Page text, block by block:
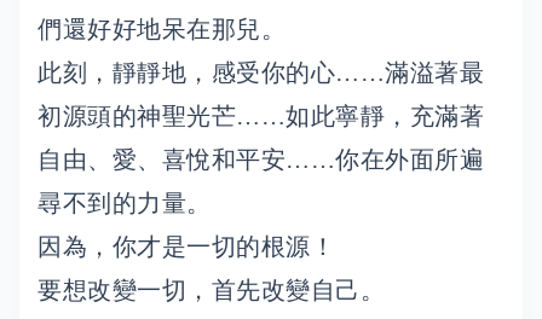
們還好好地呆在那兒。
此刻，靜靜地，感受你的心……滿溢著最
初源頭的神聖光芒……如此寧靜，充滿著
自由、愛、喜悅和平安……你在外面所遍
尋不到的力量。
因為，你才是一切的根源！
要想改變一切，首先改變自己。